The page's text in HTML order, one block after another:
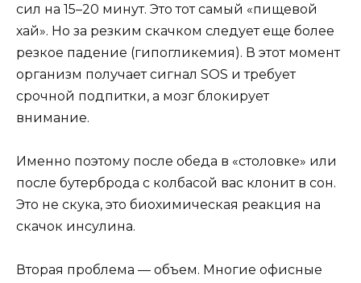
сил на 15–20 минут. Это тот самый «пищевой
хай». Но за резким скачком следует еще более
резкое падение (гипогликемия). В этот момент
организм получает сигнал SOS и требует
срочной подпитки, а мозг блокирует
внимание.
Именно поэтому после обеда в «столовке» или
после бутерброда с колбасой вас клонит в сон.
Это не скука, это биохимическая реакция на
скачок инсулина.
Вторая проблема — объем. Многие офисные